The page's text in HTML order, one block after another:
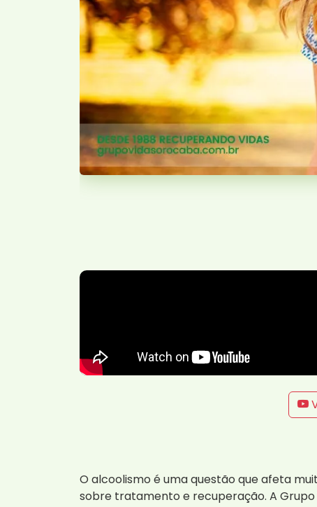
O alcoolismo é uma questão que afeta
sobre tratamento e recuperação. A